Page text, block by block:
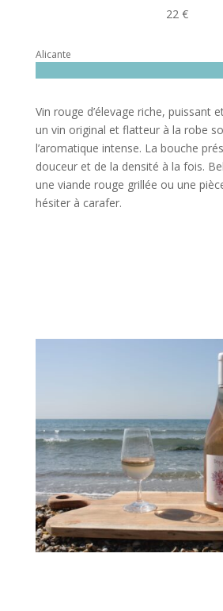
22 €
Alicante
Vin rouge d’élevage riche, puissant
un vin original et flatteur à la robe
l’aromatique intense. La bouche
douceur et de la densité à la fois.
une viande rouge grillée ou une
hésiter à carafer.